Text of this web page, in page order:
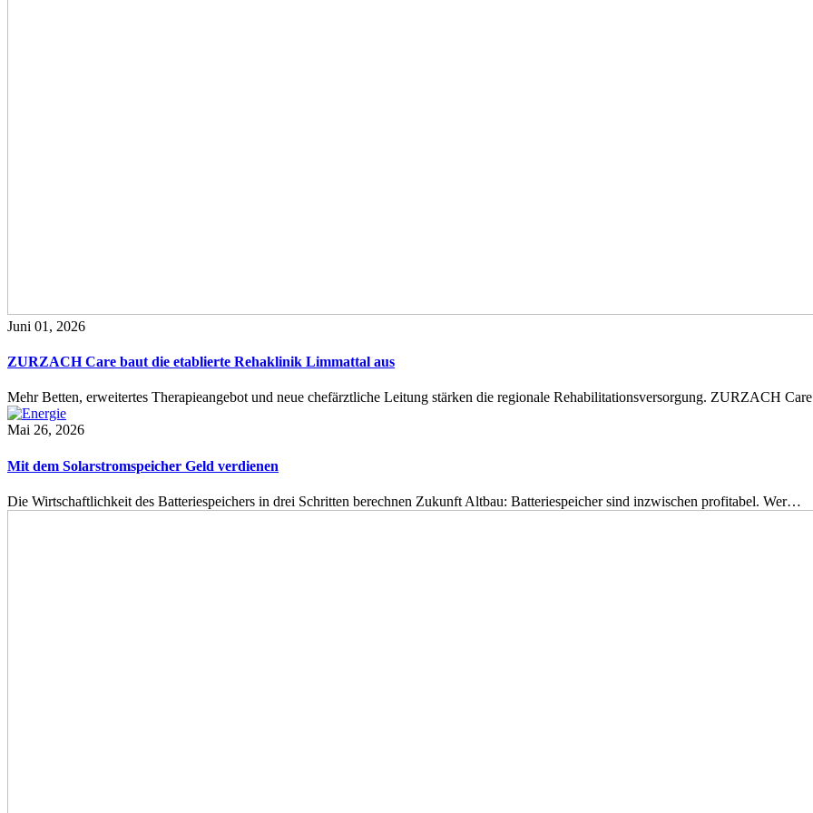
Juni 01, 2026
ZURZACH Care baut die etablierte Rehaklinik Limmattal aus
Mehr Betten, erweitertes Therapieangebot und neue chefärztliche Leitung stärken die regionale Rehabilitationsversorgung. ZURZACH
Mai 26, 2026
Mit dem Solarstromspeicher Geld verdienen
Die Wirtschaftlichkeit des Batteriespeichers in drei Schritten berechnen Zukunft Altbau: Batteriespeicher sind inzwischen profitabel. Wer…